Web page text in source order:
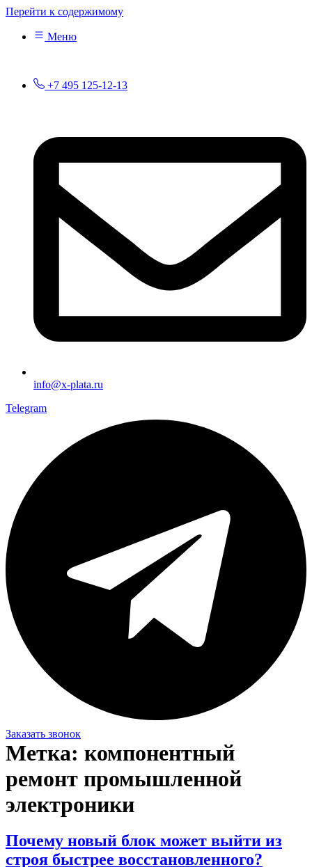
Перейти к содержимому
Меню
+7 495 125-12-13
info@x-plata.ru
Telegram
Заказать звонок
Метка: компонентный
ремонт промышленной
электроники
Почему новый блок может выйти из
строя быстрее восстановленного?